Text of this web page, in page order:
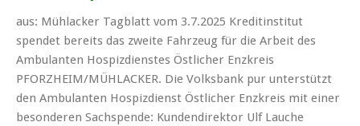
aus: Mühlacker Tagblatt vom 3.7.2025 Kreditinstitut
spendet bereits das zweite Fahrzeug für die Arbeit des
Ambulanten Hospizdienstes Östlicher Enzkreis
PFORZHEIM/MÜHLACKER. Die Volksbank pur unterstützt
den Ambulanten Hospizdienst Östlicher Enzkreis mit einer
besonderen Sachspende: Kundendirektor Ulf Lauche